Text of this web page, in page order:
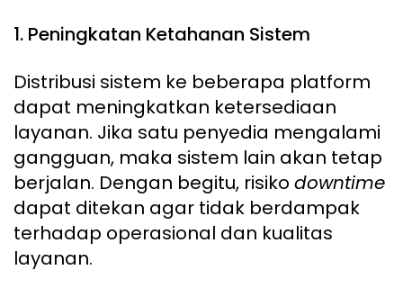
1. Peningkatan Ketahanan Sistem
Distribusi sistem ke beberapa platform
dapat meningkatkan ketersediaan
layanan. Jika satu penyedia mengalami
gangguan, maka sistem lain akan tetap
berjalan. Dengan begitu, risiko downtime
dapat ditekan agar tidak berdampak
terhadap operasional dan kualitas
layanan.